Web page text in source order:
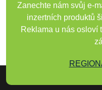
Zanechte nám svůj e-
inzertních produktů
Reklama u nás osloví